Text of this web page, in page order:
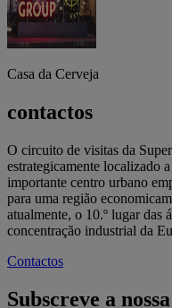
Casa da Cerveja
contactos
O circuito de visitas da
estrategicamente localizado
importante centro urbano
para uma região
atualmente, o 10.º lugar das
concentração industrial da
Contactos
Subscreve a